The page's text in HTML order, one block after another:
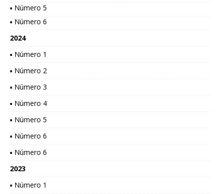
▪ Número 5
▪ Número 6
2024
▪ Número 1
▪ Número 2
▪ Número 3
▪ Número 4
▪ Número 5
▪ Número 6
▪ Número 6
2023
▪ Número 1